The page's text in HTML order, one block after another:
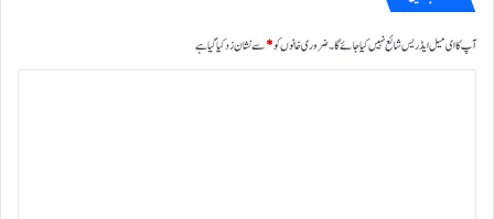
آپ کا ای میل ایڈریس شائع نہیں کیا جائے گا۔ضروری خانوں کو*سے نشان زد کیا گیا ہے